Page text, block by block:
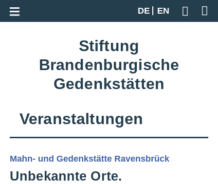
DE
EN
Geben
Zur Gesamtübersicht
Stiftung
Brandenburgische
Gedenkstätten
Veranstaltungen
Mahn- und Gedenkstätte Ravensbrück
Unbekannte Orte.